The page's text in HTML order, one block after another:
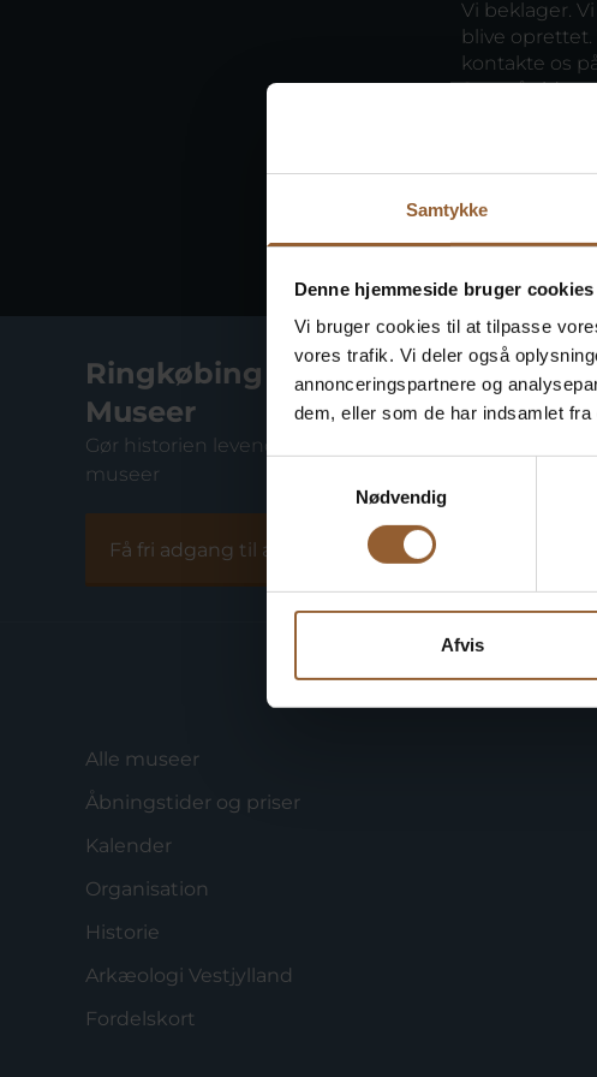
Samtykke
Denne hjemmeside bruger cookies
Vi bruger cookies til at tilpasse
vores trafik. Vi deler også
annonceringspartnere og
dem, eller som de har indsamlet
Nødvendig
Afvis
Vi beklager.
blive
kontakte os
Søg på siden:
Ringkøbing Fjord
Museer
Gør historien levende på 10
museer
Få fri adgang til alle museer
Fiskeriets Hus
Alle museer
Åbningstider og priser
Kalender
Organisation
Historie
Arkæologi Vestjylland
Fordelskort